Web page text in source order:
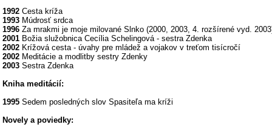
1992 Cesta kríža
1993 Múdrosť srdca
1996 Za mrakmi je moje milované Slnko (2000, 2003, 4. rozšírené vyd.
2001 Božia služobnica Cecília Schelingová - sestra Zdenka
2002 Krížová cesta - úvahy pre mládež a vojakov v treťom tisícročí
2002 Meditácie a modlitby sestry Zdenky
2003 Sestra Zdenka
Kniha meditácií:
1995 Sedem posledných slov Spasiteľa ma kríži
Novely a poviedky: